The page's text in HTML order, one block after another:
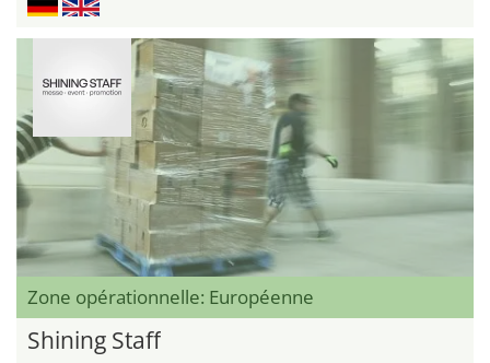
Zone opérationnelle: Européenne
Shining Staff